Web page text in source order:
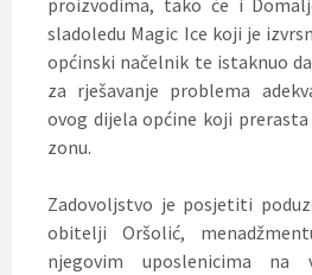
sladoledu Magic Ice koji je
općinski načelnik te istaknuo
za rješavanje problema
ovog dijela općine koji prerasta
zonu.
Zadovoljstvo je posjetiti
obitelji Oršolić,
njegovim uposlenicima na